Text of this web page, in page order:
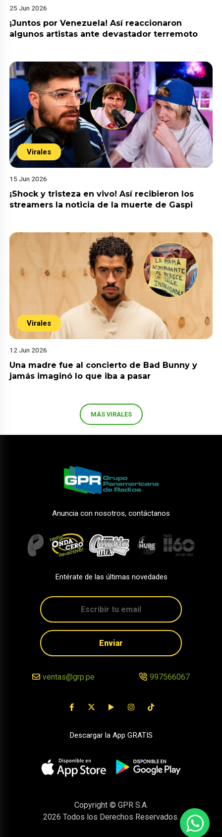
25 Jun 2026
¡Juntos por Venezuela! Así reaccionaron
algunos artistas ante devastador terremoto
Virales
15 Jun 2026
¡Shock y tristeza en vivo! Así recibieron los
streamers la noticia de la muerte de Gaspi
Virales
12 Jun 2026
Una madre fue al concierto de Bad Bunny y
jamás imaginó lo que iba a pasar
MÁS VIRALES
Anuncia con nosotros, contáctanos
Entérate de las últimas novedades
Enviar
ventas@grp.pe 997566067
Descargar la App GRATIS
Copyright © GPR S.A.
2026 Todos los Derechos Reservados.